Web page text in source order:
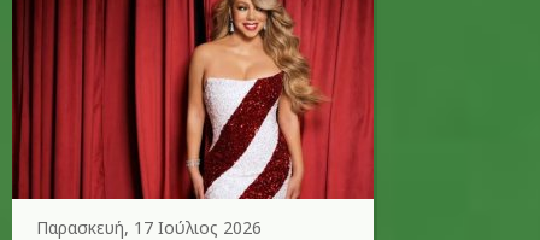
Παρασκευή, 17 Ιούλιος 2026